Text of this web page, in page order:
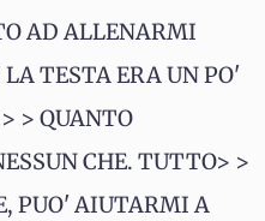
AD ALLENARMI
TESTA ERA UN PO'
> QUANTO
CHE. TUTTO> >
PUO' AIUTARMI A